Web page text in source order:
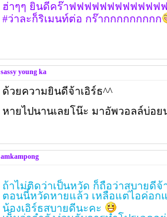
ฮ่าๆๆ ยินดีคร๊าฟฟฟฟฟฟฟฟฟฟฟฟ
#ว่าละก็ริเมนท์ต่อ กร๊ากกกกกกกกก
sassy young ka
ด้วยความยินดีจ้าเอิร์ธ^^
หายไปนานเลยโน๊ะ มาอัพวอลล์บ่อย
amkampong
ถ้าไม่ติดว่าเป็นหวัด ก็ถือว่าสบายดีจ้
ตอนนี้หวัดหายแล้ว เหลือแต่ไอค่อก
น้องเอิร์ธสบายดีนะคะ